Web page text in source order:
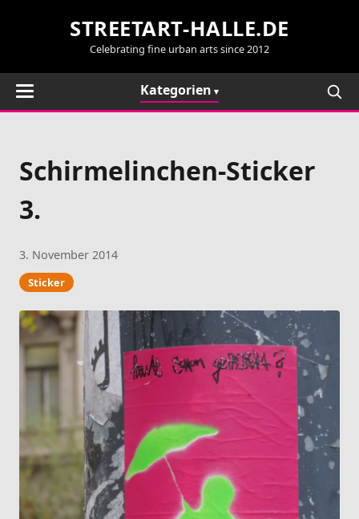
STREETART-HALLE.DE
Celebrating fine urban arts since 2012
Kategorien
Schirmelinchen-Sticker
3.
3. November 2014
Sticker